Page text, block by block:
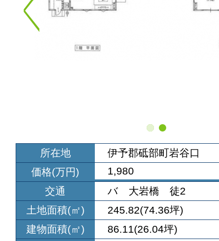
所在地
伊予郡砥部町岩谷口
価格(万円)
1,980
交通
バ 大岩橋 徒2
土地面積(㎡)
245.82(74.36坪)
建物面積(㎡)
86.11(26.04坪)